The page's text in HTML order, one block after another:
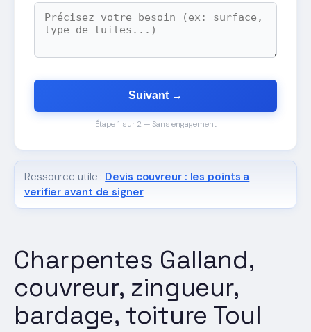
Charpentes Galland,
couvreur, zingueur,
bardage, toiture Toul
Suivant →
Étape 1 sur 2 — Sans engagement
Ressource utile : Devis couvreur : les points a
verifier avant de signer